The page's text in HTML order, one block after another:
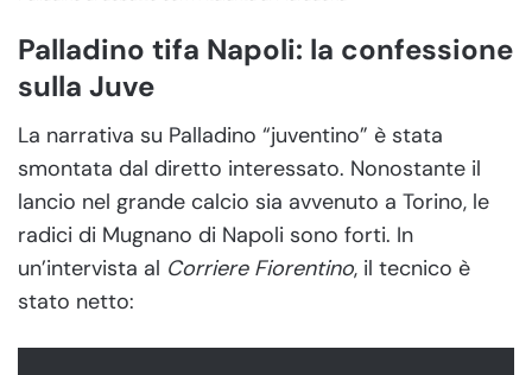
Palladino tifa Napoli: la confessione
sulla Juve
La narrativa su Palladino “juventino” è stata
smontata dal diretto interessato. Nonostante il
lancio nel grande calcio sia avvenuto a Torino, le
radici di Mugnano di Napoli sono forti. In
un’intervista al Corriere Fiorentino, il tecnico è
stato netto: